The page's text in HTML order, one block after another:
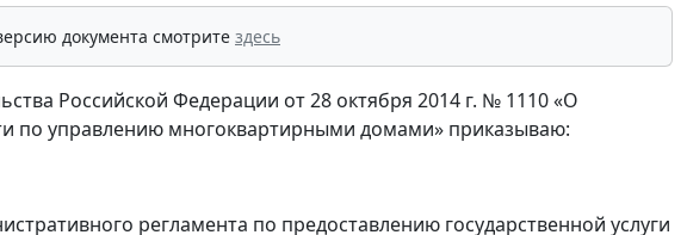
документа смотрите здесь
Российской Федерации от 28 октября 2014 г. № 1110 «О
по управлению многоквартирными домами» приказываю:
регламента по предоставлению государственной услуги